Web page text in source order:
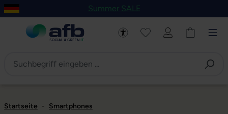
Hauptinhalt springen
Zur Navigation der B2B-Plattform springen
Summer SALE
Startseite - Smartphones